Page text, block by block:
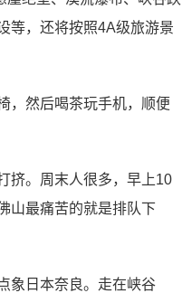
等，还将按照4A级旅游景
，然后喝茶玩手机，顺便
挤。周末人很多，早上10
山最痛苦的就是排队下
象日本奈良。走在峡谷